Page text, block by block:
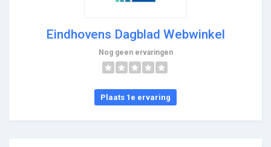
Eindhovens Dagblad Webwinkel
Nog geen ervaringen
Plaats 1e ervaring